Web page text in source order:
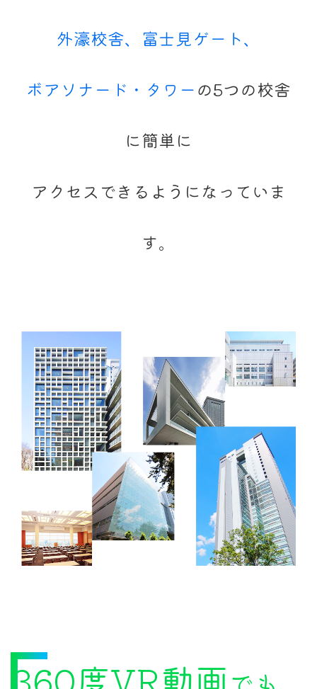
外濠校舎、富士見ゲート、
ボアソナード・タワーの5つの校舎
に簡単に
アクセスできるようになっていま
す。
360度VR動画